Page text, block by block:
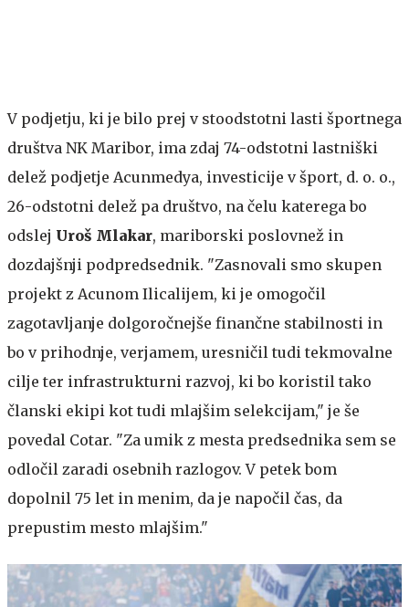
V podjetju, ki je bilo prej v stoodstotni lasti športnega
društva NK Maribor, ima zdaj 74-odstotni lastniški
delež podjetje Acunmedya, investicije v šport, d. o. o.,
26-odstotni delež pa društvo, na čelu katerega bo
odslej Uroš Mlakar, mariborski poslovnež in
dozdajšnji podpredsednik. "Zasnovali smo skupen
projekt z Acunom Ilicalijem, ki je omogočil
zagotavljanje dolgoročnejše finančne stabilnosti in
bo v prihodnje, verjamem, uresničil tudi tekmovalne
cilje ter infrastrukturni razvoj, ki bo koristil tako
članski ekipi kot tudi mlajšim selekcijam," je še
povedal Cotar. "Za umik z mesta predsednika sem se
odločil zaradi osebnih razlogov. V petek bom
dopolnil 75 let in menim, da je napočil čas, da
prepustim mesto mlajšim."